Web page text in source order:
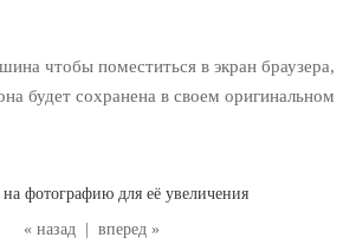
« назад вперед »
фотографию для её увеличения
чтобы поместиться в экран браузера,
будет сохранена в своем оригинальном